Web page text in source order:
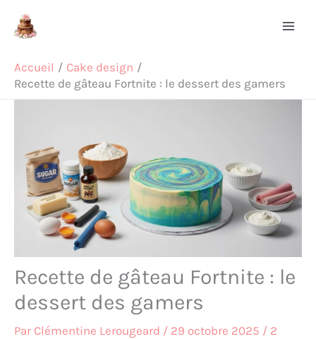
Accueil
Cake design
Recette de gâteau Fortnite : le dessert des gamers
Recette de gâteau Fortnite : le
dessert des gamers
Par Clémentine Lerougeard / 29 octobre 2025 / 2
Rechercher